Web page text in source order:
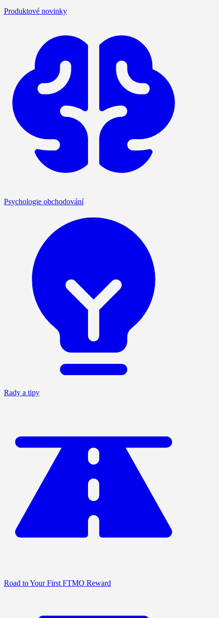
Produktové novinky
Psychologie obchodování
Rady a tipy
Road to Your First FTMO Reward